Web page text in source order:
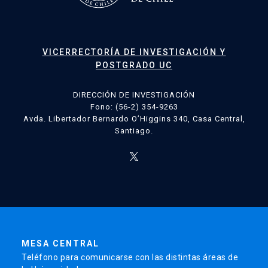
VICERRECTORÍA DE INVESTIGACIÓN Y
POSTGRADO UC
DIRECCIÓN DE INVESTIGACIÓN
Fono: (56-2) 354-9263
Avda. Libertador Bernardo O’Higgins 340, Casa Central,
Santiago.
MESA CENTRAL
Teléfono para comunicarse con las distintas áreas de